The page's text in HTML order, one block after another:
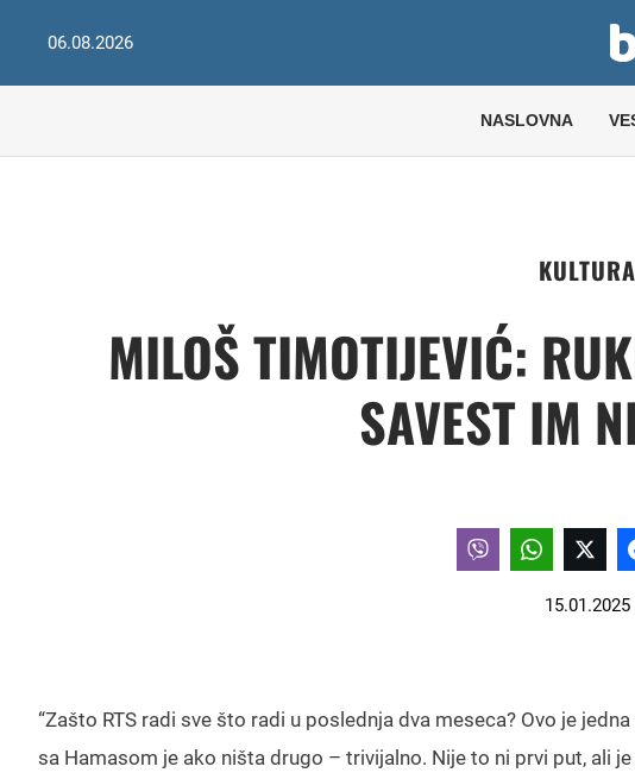
06.08.2026
NASLOVNA
KULTURA
MILOŠ TIMOTIJEVIĆ:
SAVEST IM
15.01.2025
“Zašto RTS radi sve što radi u poslednja dva meseca? Ovo je
sa Hamasom je ako ništa drugo – trivijalno. Nije to ni prvi put, ali